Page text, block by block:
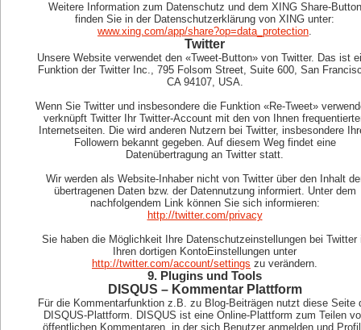
Weitere Information zum Datenschutz und dem XING Share-Button
finden Sie in der Datenschutzerklärung von XING unter:
www.xing.com/app/share?op=data_protection.
Twitter
Unsere Website verwendet den «Tweet-Button» von Twitter. Das ist
Funktion der Twitter Inc., 795 Folsom Street, Suite 600, San
CA 94107, USA.
Wenn Sie Twitter und insbesondere die Funktion «Re-Tweet»
verknüpft Twitter Ihr Twitter-Account mit den von Ihnen
Internetseiten. Die wird anderen Nutzern bei Twitter, insbesondere
Followern bekannt gegeben. Auf diesem Weg findet eine
Datenübertragung an Twitter statt.
Wir werden als Website-Inhaber nicht von Twitter über den Inhalt
übertragenen Daten bzw. der Datennutzung informiert. Unter dem
nachfolgendem Link können Sie sich informieren:
http://twitter.com/privacy
Sie haben die Möglichkeit Ihre Datenschutzeinstellungen bei Twitter
Ihren dortigen KontoEinstellungen unter
http://twitter.com/account/settings zu verändern.
9. Plugins und Tools
DISQUS – Kommentar Plattform
Für die Kommentarfunktion z.B. zu Blog-Beiträgen nutzt diese Seite
DISQUS-Plattform. DISQUS ist eine Online-Plattform zum Teilen
öffentlichen Kommentaren, in der sich Benutzer anmelden und